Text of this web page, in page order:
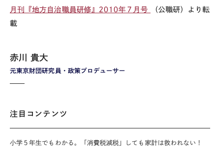
月刊『地方自治職員研修』2010年７月号
（公職研）より転
載
元東京財団研究員・政策プロデューサー
赤川 貴大
注目コンテンツ
小学５年生でもわかる。「消費税減税」しても家計は救われない！